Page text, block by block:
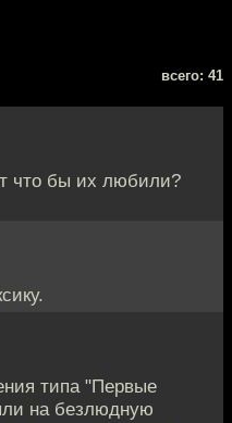
всего: 41
что бы их любили?
типа "Первые
на безлюдную